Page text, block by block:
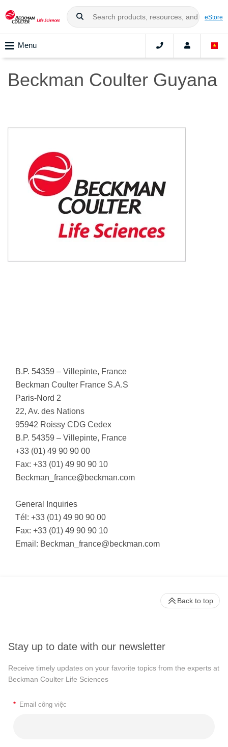
eStore
Menu
Beckman Coulter Guyana
B.P. 54359 – Villepinte, France
Beckman Coulter France S.A.S
Paris-Nord 2
22, Av. des Nations
95942 Roissy CDG Cedex
B.P. 54359 – Villepinte, France
+33 (01) 49 90 90 00
Fax: +33 (01) 49 90 90 10
Beckman_france@beckman.com
General Inquiries
Tél: +33 (01) 49 90 90 00
Fax: +33 (01) 49 90 90 10
Email: Beckman_france@beckman.com
Stay up to date with our newsletter
Receive timely updates on your favorite topics from the experts at
Beckman Coulter Life Sciences
* Email công việc
Back to top